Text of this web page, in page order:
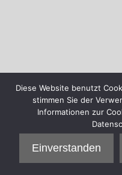
Diese Website benutzt
stimmen Sie der
Informationen zur
Einverstanden